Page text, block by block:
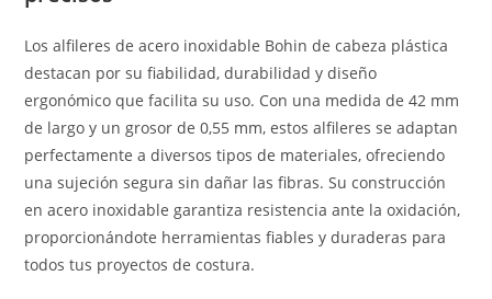
Los alfileres de acero inoxidable Bohin de cabeza plástica
destacan por su fiabilidad, durabilidad y diseño
ergonómico que facilita su uso. Con una medida de 42 mm
de largo y un grosor de 0,55 mm, estos alfileres se adaptan
perfectamente a diversos tipos de materiales, ofreciendo
una sujeción segura sin dañar las fibras. Su construcción
en acero inoxidable garantiza resistencia ante la oxidación,
proporcionándote herramientas fiables y duraderas para
todos tus proyectos de costura.